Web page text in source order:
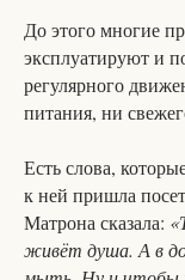
До этого многие
эксплуатируют и
регулярного
питания, ни
Есть слова,
к ней пришла
Матрона сказала:
живёт душа. А в